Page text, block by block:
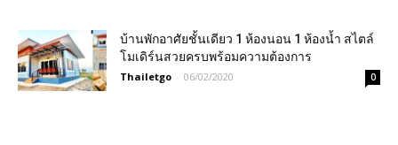
บ้านพักอาศัยชั้นเดียว 1 ห้องนอน 1 ห้องน้ำ สไตล์
โมเดิร์นสวยครบพร้อมความต้องการ
Thailetgo - 06/02/2020 0